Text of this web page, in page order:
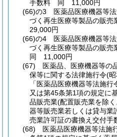
手数料 同 11,000円
(66)の3
医薬品医療機器等
づく再生医療等製品の販
29,000円
(66)の4
医薬品医療機器等
づく再生医療等製品の販
同 11,000円
(67)
医薬品、医療機器等の
保等に関する法律施行令(
「医薬品医療機器等法施行
又は第45条第1項の規定に
品販売業(配置販売業を除
器等販売業若しくは貸与業
売業許可証の書換え交付
(68)
医薬品医療機器等法施